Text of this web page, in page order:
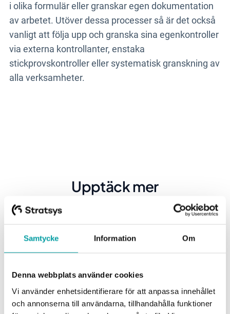
Samtycke Information Om
Denna webbplats använder cookies
Vi använder enhetsidentifierare för att anpassa innehållet
och annonserna till användarna, tillhandahålla funktioner
i olika formulär eller granskar egen dokumentation
av arbetet. Utöver dessa processer så är det också
vanligt att följa upp och granska sina egenkontroller
via externa kontrollanter, enstaka
stickprovskontroller eller systematisk granskning av
alla verksamheter.
Upptäck mer